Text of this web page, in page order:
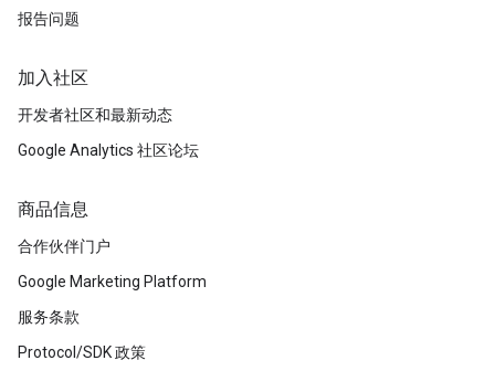
报告问题
加入社区
开发者社区和最新动态
Google Analytics 社区论坛
商品信息
合作伙伴门户
Google Marketing Platform
服务条款
Protocol/SDK 政策